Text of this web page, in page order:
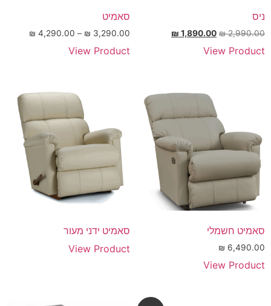
ניס
₪2,990.00
₪ 1,890.00
View Product
סאמיט
₪ 3,290.00
–
₪ 4,290.00
View Product
סאמיט חשמלי
₪ 6,490.00
View Product
סאמיט ידני מעור
View Product